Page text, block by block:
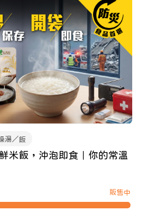
湯／飯
米飯，沖泡即食｜你的常溫
販售中